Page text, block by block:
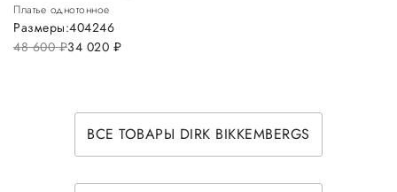
Платье однотонное
48 600руб.34 020 руб.
Размеры:404246
ВСЕ ТОВАРЫ DIRK BIKKEMBERGS